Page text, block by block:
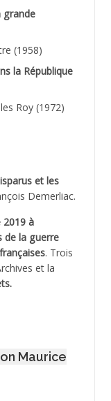
grande
(1958)
la République
Roy (1972)
et les
Demerliac.
2019 à
de la guerre
. Trois
et la
.
Maurice